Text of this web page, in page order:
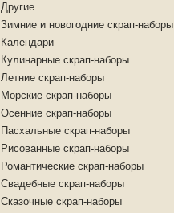
Другие
Зимние и новогодние скрап-наборы
Календари
Кулинарные скрап-наборы
Летние скрап-наборы
Морские скрап-наборы
Осенние скрап-наборы
Пасхальные скрап-наборы
Рисованные скрап-наборы
Романтические скрап-наборы
Свадебные скрап-наборы
Сказочные скрап-наборы